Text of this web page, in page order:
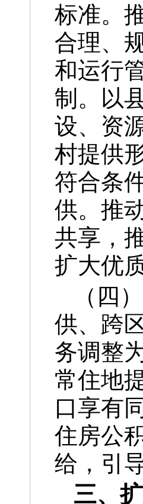
标准。
合理、
和运行
制。以
设、资
村提供
符合条
供。推
共享，
扩大优
（四
供、跨
务调整
常住地
口享有
住房公
给，引
三、